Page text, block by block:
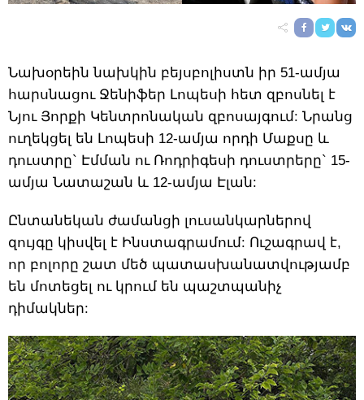
Նախօրեին նախկին բեյսբոլիստն իր 51-ամյա
հարսնացու Ջենիֆեր Լոպեսի հետ զբոսնել է
Նյու Յորքի Կենտրոնական զբոսայգում: Նրանց
ուղեկցել են Լոպեսի 12-ամյա որդի Մաքսը և
դուստրը` Էմման ու Ռոդրիգեսի դուստրերը` 15-
ամյա Նատաշան և 12-ամյա Էլան:
Ընտանեկան ժամանցի լուսանկարներով
զույգը կիսվել է Ինստագրամում: Ուշագրավ է,
որ բոլորը շատ մեծ պատասխանատվությամբ
են մոտեցել ու կրում են պաշտպանիչ
դիմակներ: